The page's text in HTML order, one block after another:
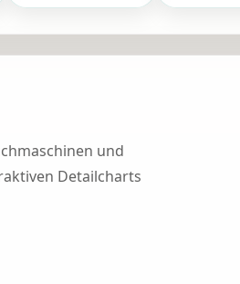
und
Detailcharts